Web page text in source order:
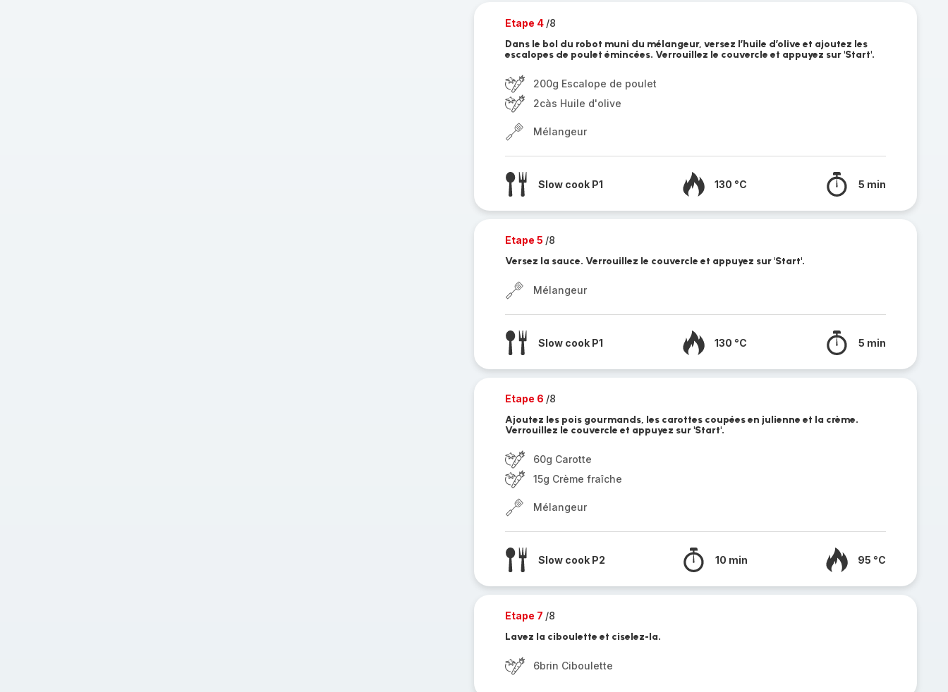
Etape 4 /8
Dans le bol du robot muni du mélangeur, versez l’huile d’olive et ajoutez les
escalopes de poulet émincées. Verrouillez le couvercle et appuyez sur 'Start'.
200g Escalope de poulet
2càs Huile d'olive
Mélangeur
Slow cook P1 130 °C 5 min
Etape 5 /8
Versez la sauce. Verrouillez le couvercle et appuyez sur 'Start'.
Mélangeur
Slow cook P1 130 °C 5 min
Etape 6 /8
Ajoutez les pois gourmands, les carottes coupées en julienne et la crème.
Verrouillez le couvercle et appuyez sur 'Start'.
60g Carotte
15g Crème fraîche
Mélangeur
Slow cook P2 10 min 95 °C
Etape 7 /8
Lavez la ciboulette et ciselez-la.
6brin Ciboulette